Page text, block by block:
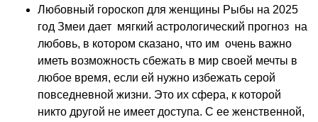
Любовный гороскоп для женщины Рыбы на 2025
год Змеи дает мягкий астрологический прогноз на
любовь, в котором сказано, что им очень важно
иметь возможность сбежать в мир своей мечты в
любое время, если ей нужно избежать серой
повседневной жизни. Это их сфера, к которой
никто другой не имеет доступа. С ее женственной,